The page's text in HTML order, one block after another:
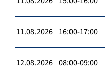
11.08.2026 16:00-17:00
12.08.2026 08:00-09:00